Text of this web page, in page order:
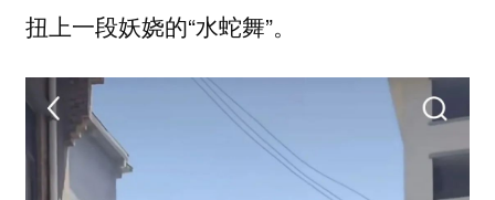
扭上一段妖娆的“水蛇舞”。